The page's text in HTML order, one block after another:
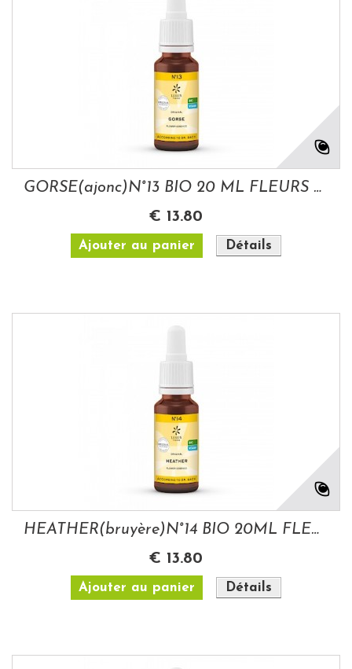
GORSE(ajonc)N°13 BIO 20 ML FLEURS DE BACH
€ 13.80
Ajouter au panier Détails
HEATHER(bruyère)N°14 BIO 20ML FLEURS DE BACH
€ 13.80
Ajouter au panier Détails